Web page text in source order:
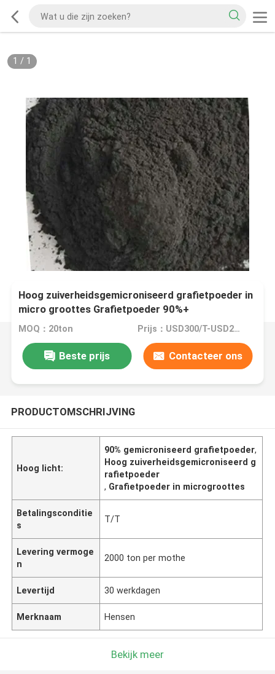
1 / 1
Hoog zuiverheidsgemicroniseerd grafietpoeder in
micro groottes Grafietpoeder 90%+
MOQ：20ton Prijs：USD300/T-USD2000/T
Beste prijs Contacteer ons
PRODUCTOMSCHRIJVING
Hoog licht:
90% gemicroniseerd grafietpoeder,
Hoog zuiverheidsgemicroniseerd g
rafietpoeder
, Grafietpoeder in microgroottes
Betalingsconditie
s
T/T
Levering vermoge
n
2000 ton per mothe
Levertijd 30 werkdagen
Merknaam Hensen
Bekijk meer